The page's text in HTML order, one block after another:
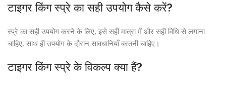
टाइगर किंग स्प्रे का सही उपयोग कैसे करें?
स्प्रे का सही उपयोग करने के लिए, इसे सही मात्रा में और सही विधि से लगाना
चाहिए, साथ ही उपयोग के दौरान सावधानियाँ बरतनी चाहिए।
टाइगर किंग स्प्रे के विकल्प क्या हैं?